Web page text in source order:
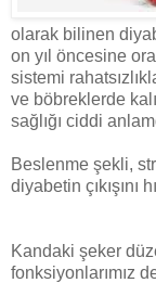
olarak bilinen
on yıl öncesine
sistemi
ve böbreklerde
sağlığı ciddi
Beslenme şekli,
diyabetin çıkışını
Kandaki şeker
fonksiyonlarımız